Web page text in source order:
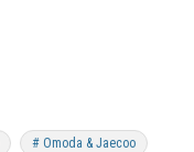
# Omoda & Jaecoo